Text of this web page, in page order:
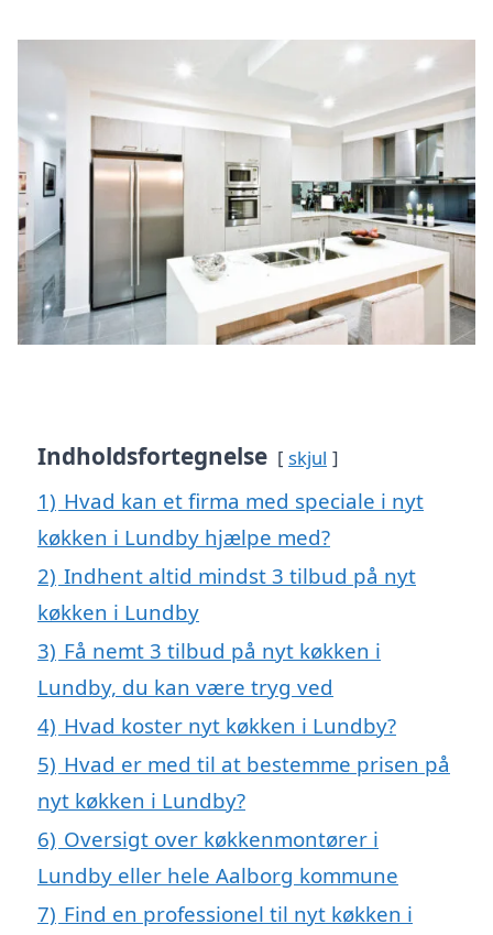
Indholdsfortegnelse skjul
1) Hvad kan et firma med speciale i nyt
køkken i Lundby hjælpe med?
2) Indhent altid mindst 3 tilbud på nyt
køkken i Lundby
3) Få nemt 3 tilbud på nyt køkken i
Lundby, du kan være tryg ved
4) Hvad koster nyt køkken i Lundby?
5) Hvad er med til at bestemme prisen på
nyt køkken i Lundby?
6) Oversigt over køkkenmontører i
Lundby eller hele Aalborg kommune
7) Find en professionel til nyt køkken i